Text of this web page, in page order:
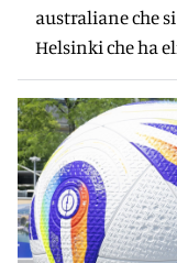
australiane che
Helsinki che ha